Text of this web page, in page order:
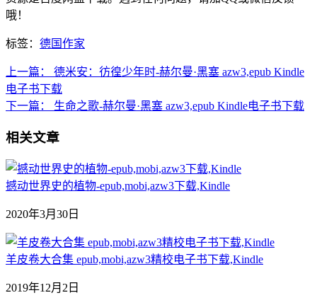
哦！
标签： 德国作家
上一篇：
德米安：彷徨少年时-赫尔曼·黑塞 azw3,epub Kindle
电子书下载
下一篇：
生命之歌-赫尔曼·黑塞 azw3,epub Kindle电子书下载
相关文章
撼动世界史的植物-epub,mobi,azw3下载,Kindle
2020年3月30日
羊皮卷大合集 epub,mobi,azw3精校电子书下载,Kindle
2019年12月2日